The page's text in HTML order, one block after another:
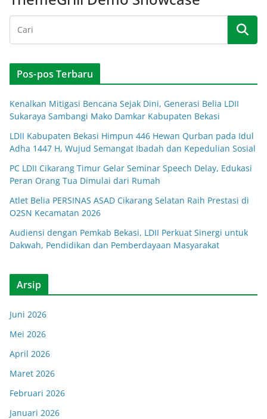
Pos-pos Terbaru
Kenalkan Mitigasi Bencana Sejak Dini, Generasi Belia LDII
Sukaraya Sambangi Mako Damkar Kabupaten Bekasi
LDII Kabupaten Bekasi Himpun 446 Hewan Qurban pada Idul
Adha 1447 H, Wujud Semangat Ibadah dan Kepedulian Sosial
PC LDII Cikarang Timur Gelar Seminar Speech Delay, Edukasi
Peran Orang Tua Dimulai dari Rumah
Atlet Belia PERSINAS ASAD Cikarang Selatan Raih Prestasi di
O2SN Kecamatan 2026
Audiensi dengan Pemkab Bekasi, LDII Perkuat Sinergi untuk
Dakwah, Pendidikan dan Pemberdayaan Masyarakat
Arsip
Juni 2026
Mei 2026
April 2026
Maret 2026
Februari 2026
Januari 2026